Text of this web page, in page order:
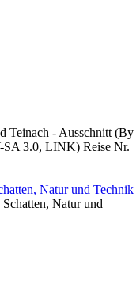
Teinach - Ausschnitt (By
3.0, LINK) Reise Nr.
Natur und Technik